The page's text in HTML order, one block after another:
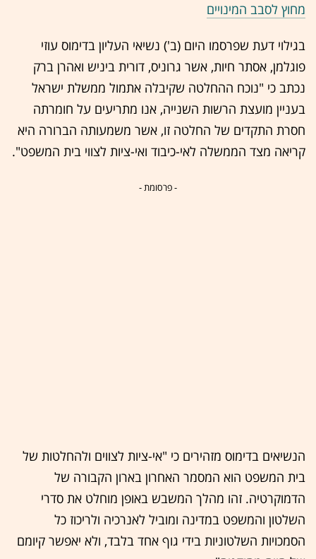
מחוץ לסבב המינויים
בגילוי דעת שפרסמו היום (ב') נשיאי העליון בדימוס עוזי
פוגלמן, אסתר חיות, אשר גרוניס, דורית ביניש ואהרן ברק
נכתב כי "נוכח ההחלטה שקיבלה אתמול ממשלת ישראל
בעניין מועצת הרשות השנייה, אנו מתריעים על חומרתה
חסרת התקדים של החלטה זו, אשר משמעותה הברורה היא
קריאה מצד הממשלה לאי-כיבוד ואי-ציות לצווי בית המשפט".
- פרסומת -
הנשיאים בדימוס מזהירים כי "אי-ציות לצווים ולהחלטות של
בית המשפט הוא המסמר האחרון בארון הקבורה של
הדמוקרטיה. זהו מהלך המשבש באופן מוחלט את סדרי
השלטון והמשפט במדינה ומוביל לאנרכיה ולריכוז כל
הסמכויות השלטוניות בידי גוף אחד בלבד, ולא יאפשר קיומם